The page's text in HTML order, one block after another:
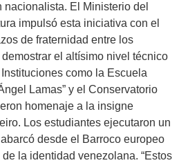
El Ministerio del
impulsó esta iniciativa con el
de fraternidad entre los
el altísimo nivel técnico
como la Escuela
Lamas” y el Conservatorio
homenaje a la insigne
Los estudiantes ejecutaron un
desde el Barroco europeo
la identidad venezolana. “Estos